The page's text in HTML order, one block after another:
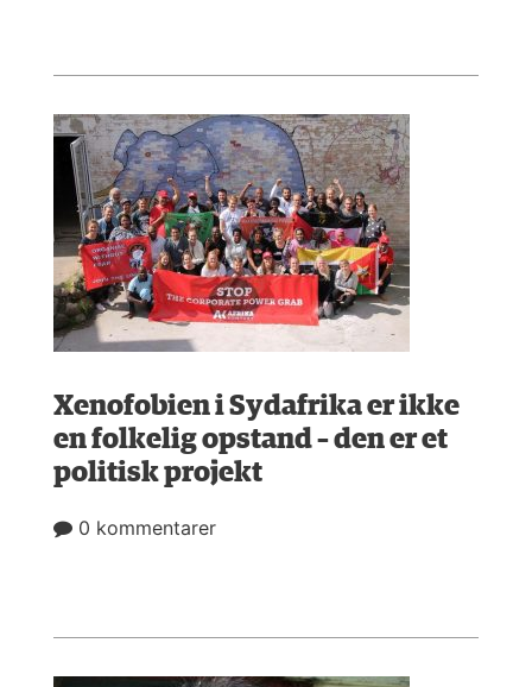
Xenofobien i Sydafrika er ikke
en folkelig opstand – den er et
politisk projekt
0 kommentarer